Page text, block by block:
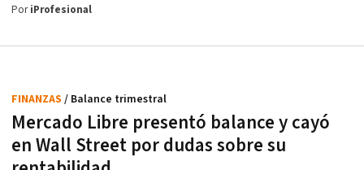
PoriProfesional
Mercado Libre presentó balance y cayó
en Wall Street por dudas sobre su
FINANZAS / Balance trimestral